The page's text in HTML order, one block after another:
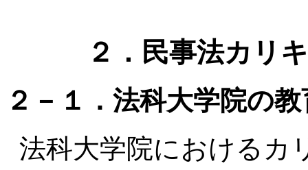
２．民事法カリ
２－１．法科大学院の
法科大学院におけるカ